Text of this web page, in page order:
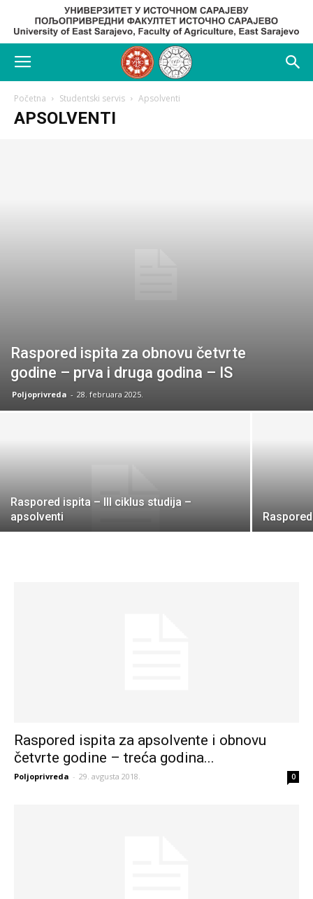
Početna Studentski servis Apsolventi
APSOLVENTI
Raspored ispita za obnovu četvrte
godine – prva i druga godina – IS
Poljoprivreda - 28. februara 2025.
Raspored ispita – III ciklus studija –
apsolventi
Raspored ispita za apsolvente i obnovu
četvrte godine – treća godina...
Poljoprivreda - 29. avgusta 2018. 0